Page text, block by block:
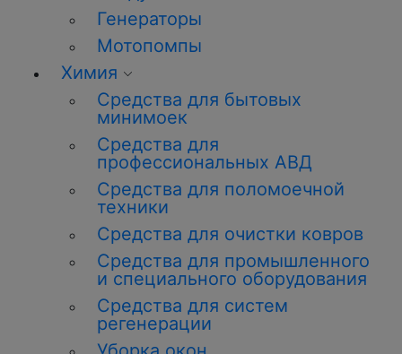
Генераторы
Мотопомпы
Химия
Средства для бытовых
минимоек
Средства для
профессиональных АВД
Средства для поломоечной
техники
Средства для очистки ковров
Средства для промышленного
и специального оборудования
Средства для систем
регенерации